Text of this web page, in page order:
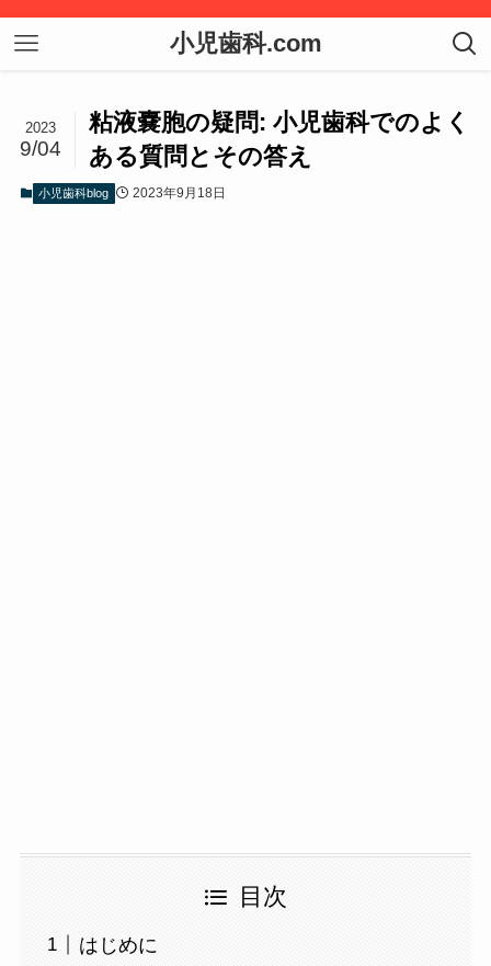
小児歯科.com
粘液嚢胞の疑問: 小児歯科でのよく
ある質問とその答え
2023
9/04
小児歯科blog 2023年9月18日
目次
はじめに